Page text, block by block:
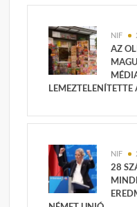
NIF
AZ
NIF
28